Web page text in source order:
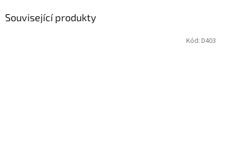
Související produkty
Kód: D403